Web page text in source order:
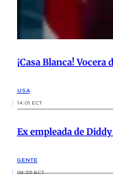
¡Casa Blanca!
USA
14:01 ECT
Ex empleada de
GENTE
09:55 ECT